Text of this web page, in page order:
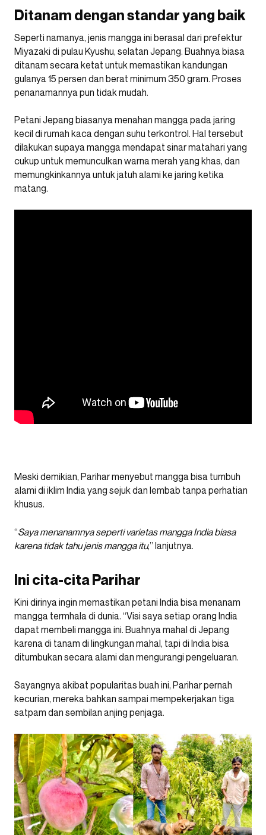
Ditanam dengan standar yang baik
Seperti namanya, jenis mangga ini berasal dari prefektur
Miyazaki di pulau Kyushu, selatan Jepang. Buahnya biasa
ditanam secara ketat untuk memastikan kandungan
gulanya 15 persen dan berat minimum 350 gram. Proses
penanamannya pun tidak mudah.
Petani Jepang biasanya menahan mangga pada jaring
kecil di rumah kaca dengan suhu terkontrol. Hal tersebut
dilakukan supaya mangga mendapat sinar matahari yang
cukup untuk memunculkan warna merah yang khas, dan
memungkinkannya untuk jatuh alami ke jaring ketika
matang.
Meski demikian, Parihar menyebut mangga bisa tumbuh
alami di iklim India yang sejuk dan lembab tanpa perhatian
khusus.
“Saya menanamnya seperti varietas mangga India biasa
karena tidak tahu jenis mangga itu,” lanjutnya.
Ini cita-cita Parihar
Kini dirinya ingin memastikan petani India bisa menanam
mangga termhala di dunia. “Visi saya setiap orang India
dapat membeli mangga ini. Buahnya mahal di Jepang
karena di tanam di lingkungan mahal, tapi di India bisa
ditumbukan secara alami dan mengurangi pengeluaran.
Sayangnya akibat popularitas buah ini, Parihar pernah
kecurian, mereka bahkan sampai mempekerjakan tiga
satpam dan sembilan anjing penjaga.